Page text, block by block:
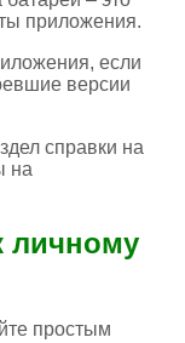
приложения.
если
версии
справки на
на
личному
простым